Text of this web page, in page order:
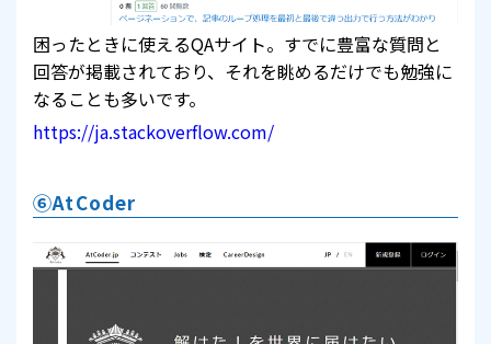
困ったときに使えるQAサイト。すでに豊富な質問と
回答が掲載されており、それを眺めるだけでも勉強に
なることも多いです。
https://ja.stackoverflow.com/
⑥AtCoder